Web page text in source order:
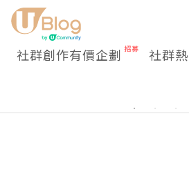
社群創作有價企劃 社群